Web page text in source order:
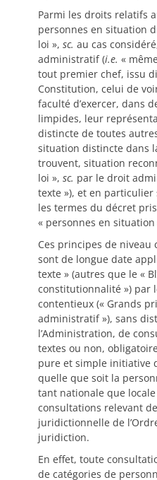
Parmi les droits relatifs
personnes en situation
loi », sc. au cas
administratif (i.e. «
tout premier chef, issu
Constitution, celui de
faculté d’exercer, dans
limpides, leur
distincte de toutes
situation distincte dans
trouvent, situation
loi », sc. par le droit
texte »), et en
les termes du décret
« personnes en
Ces principes de
sont de longue date
texte » (autres que le «
constitutionnalité ») par
contentieux (« Grands
administratif »), sans
l’Administration, de
textes ou non,
pure et simple initiative
quelle que soit la
tant nationale que
consultations relevant
juridictionnelle de
juridiction.
En effet, toute
de catégories de